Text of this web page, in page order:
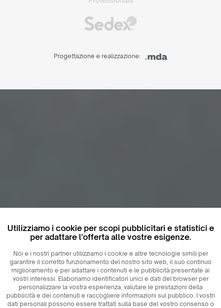
Progettazione e realizzazione:
Utilizziamo i cookie per scopi pubblicitari e statistici e
per adattare l'offerta alle vostre esigenze.
Noi e i nostri partner utilizziamo i cookie e altre tecnologie simili per
garantire il corretto funzionamento del nostro sito web, il suo continuo
miglioramento e per adattare i contenuti e le pubblicità presentate ai
vostri interessi. Elaboriamo identificatori unici e dati del browser per
personalizzare la vostra esperienza, valutare le prestazioni della
pubblicità e dei contenuti e raccogliere informazioni sul pubblico. I vostri
dati personali possono essere trattati sulla base del vostro consenso o